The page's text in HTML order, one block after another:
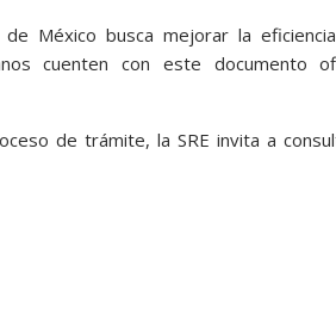
México busca mejorar la
cuenten con este documento
de trámite, la SRE invita a